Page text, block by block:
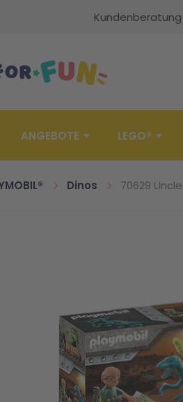
Kundenberatung
ANGEBOTE LEGO®
Dinos 70629